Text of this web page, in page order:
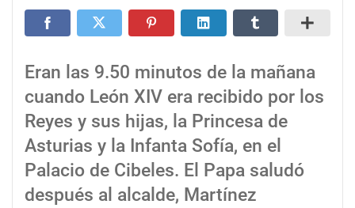
Eran las 9.50 minutos de la mañana
cuando León XIV era recibido por los
Reyes y sus hijas, la Princesa de
Asturias y la Infanta Sofía, en el
Palacio de Cibeles. El Papa saludó
después al alcalde, Martínez